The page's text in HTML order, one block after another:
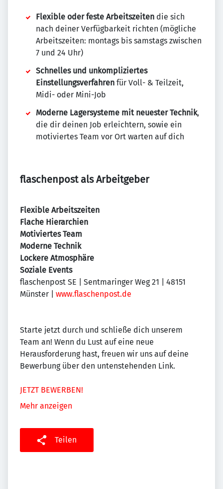
Flexible oder feste Arbeitszeiten die sich
nach deiner Verfügbarkeit richten (mögliche
Arbeitszeiten: montags bis samstags zwischen
7 und 24 Uhr)
Schnelles und unkompliziertes
Einstellungsverfahren für Voll- & Teilzeit,
Midi- oder Mini-Job
Moderne Lagersysteme mit neuester Technik,
die dir deinen Job erleichtern, sowie ein
motiviertes Team vor Ort warten auf dich
flaschenpost als Arbeitgeber
Flexible Arbeitszeiten
Flache Hierarchien
Motiviertes Team
Moderne Technik
Lockere Atmosphäre
Soziale Events
flaschenpost SE | Sentmaringer Weg 21 | 48151
Münster | www.flaschenpost.de
Starte jetzt durch und schließe dich unserem
Team an! Wenn du Lust auf eine neue
Herausforderung hast, freuen wir uns auf deine
Bewerbung über den untenstehenden Link.
JETZT BEWERBEN!
Mehr anzeigen
Teilen